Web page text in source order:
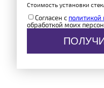
Стоимость установки
Согласен с
обработкой моих